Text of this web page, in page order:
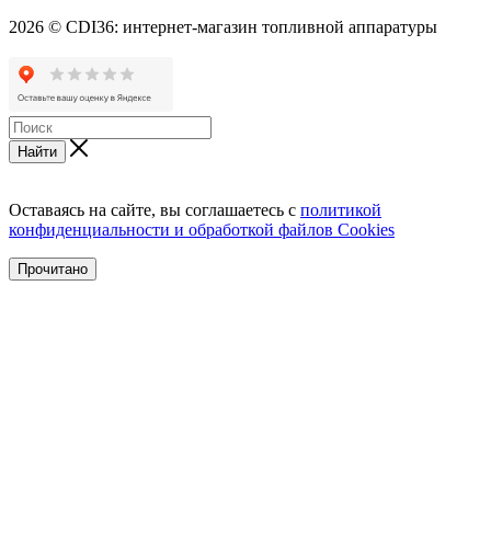
2026 © CDI36: интернет-магазин топливной аппаратуры
Найти
Оставаясь на сайте, вы соглашаетесь с политикой
конфиденциальности и обработкой файлов Cookies
Прочитано